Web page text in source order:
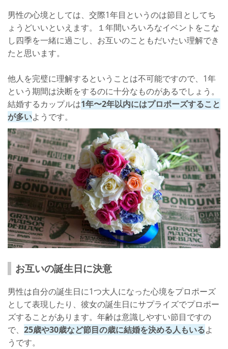
男性の心境としては、交際1年目というのは節目としてち
ょうどいいといえます。１年間いろいろなイベントをこな
し四季を一緒に過ごし、お互いのこともだいたい理解でき
たと思います。
他人を完璧に理解するということは不可能ですので、1年
という期間は決断をするのに十分なものがあるでしょう。
結婚するカップルは1年〜2年以内にはプロポーズすること
が多いようです。
お互いの誕生日に決意
男性は自分の誕生日に1つ大人になった心境をプロポーズ
として表現したり、彼女の誕生日にサプライズでプロポー
ズすることがあります。年齢は意識しやすい節目ですの
で、 25歳や30歳など節目の歳に結婚を決める人もいるよ
うです。